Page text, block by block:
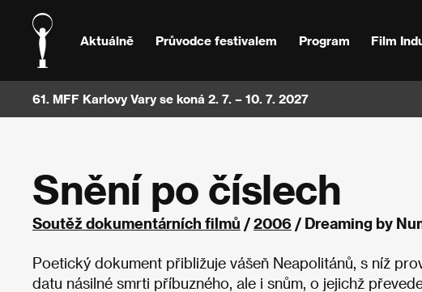
Aktuálně Průvodce festivalem Program Film
61. MFF Karlovy Vary se koná 2. 7. – 10. 7. 2027
Snění po číslech
Soutěž dokumentárních filmů /2006 / Dreaming by
Poetický dokument přibližuje vášeň Neapolitánů, s níž
datu násilné smrti příbuzného, ale i snům, o jejichž